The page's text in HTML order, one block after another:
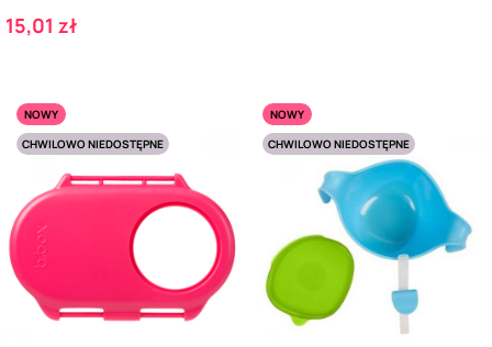
Cena
15,01 zł
NOWY
CHWILOWO NIEDOSTĘPNE
NOWY
CHWILOWO NIEDOSTĘPNE